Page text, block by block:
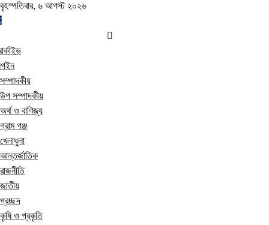
বৃহস্পতিবার, ৬ আগস্ট ২০২৬
সম্পাদকীয়
উপ সম্পাদকীয়
অর্থ ও বাণিজ্য
গ্রাম গঞ্জ
খেলাধুলা
আন্তর্জাতিক
রাজনীতি
জাতীয়
প্রচ্ছদ
কৃষি ও প্রকৃতি